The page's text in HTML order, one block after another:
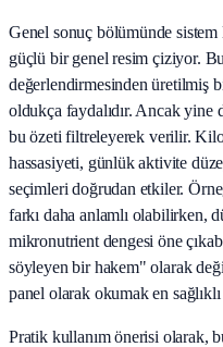
Genel sonuç bölümünde
güçlü bir genel resim çiziyor.
değerlendirmesinden üretilmiş
oldukça faydalıdır. Ancak yine
bu özeti filtreleyerek verilir.
hassasiyeti, günlük aktivite
seçimleri doğrudan etkiler.
farkı daha anlamlı olabilirken,
mikronutrient dengesi öne
söyleyen bir hakem" olarak
panel olarak okumak en sağlıklı
Pratik kullanım önerisi olarak,